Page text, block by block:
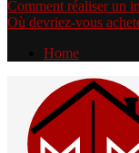
Comment réaliser un
Où devriez-vous
Home